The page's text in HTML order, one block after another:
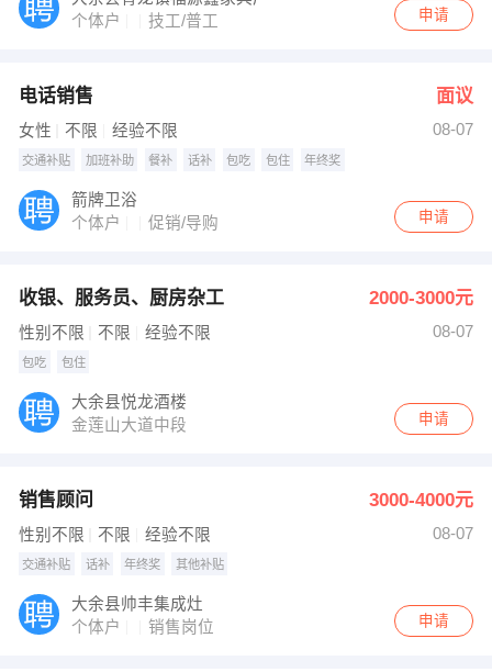
个体户
技工/普工 申请
电话销售 面议
女性 不限 经验不限 08-07
交通补贴 加班补助 餐补 话补 包吃 包住 年终奖
箭牌卫浴
个体户
促销/导购 申请
收银、服务员、厨房杂工 2000-3000元
性别不限 不限 经验不限 08-07
包吃 包住
大余县悦龙酒楼
金莲山大道中段
申请
销售顾问 3000-4000元
性别不限 不限 经验不限 08-07
交通补贴 话补 年终奖 其他补贴
大余县帅丰集成灶
个体户
销售岗位 申请